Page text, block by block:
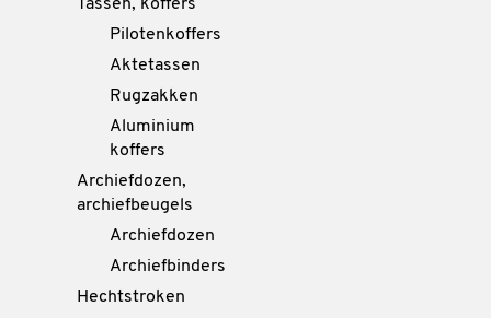
Tassen, koffers
Pilotenkoffers
Aktetassen
Rugzakken
Aluminium
koffers
Archiefdozen,
archiefbeugels
Archiefdozen
Archiefbinders
Hechtstroken